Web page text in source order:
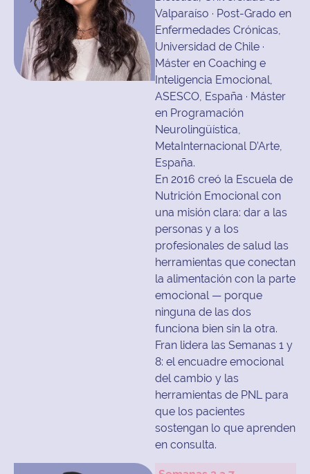
Valparaíso · Post-Grado en
Enfermedades Crónicas,
Universidad de Chile ·
Máster en Coaching e
Inteligencia Emocional,
ASESCO, España · Máster
en Programación
Neurolingüística,
MetaInternacional D’Arte,
España.
En 2016 creó la Escuela de
Nutrición Emocional con
una misión clara: dar a las
personas y a los
profesionales de salud las
herramientas que conectan
la alimentación con la parte
emocional — porque
ninguna de las dos
funciona bien sin la otra.
Fran lidera las Semanas 1 y
8: el encuadre emocional
del cambio y las
herramientas de PNL para
que los pacientes
sostengan lo que aprenden
en consulta.